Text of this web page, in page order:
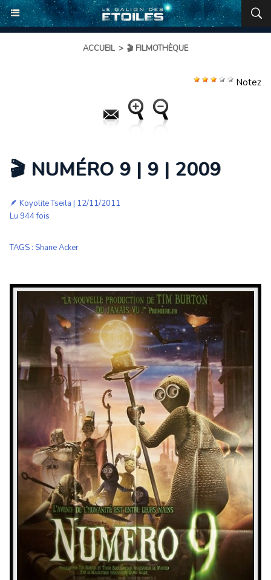
ACCUEIL > 🎬 FILMOTHÈQUE
Notez
🎬 NUMÉRO 9 | 9 | 2009
🪶 Koyolite Tseila | 12/11/2011
Lu 944 fois
TAGS : Shane Acker